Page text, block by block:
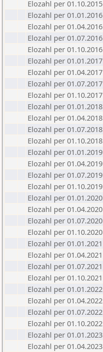
Elozahl per 01.10.2015
Elozahl per 01.01.2016
Elozahl per 01.04.2016
Elozahl per 01.07.2016
Elozahl per 01.10.2016
Elozahl per 01.01.2017
Elozahl per 01.04.2017
Elozahl per 01.07.2017
Elozahl per 01.10.2017
Elozahl per 01.01.2018
Elozahl per 01.04.2018
Elozahl per 01.07.2018
Elozahl per 01.10.2018
Elozahl per 01.01.2019
Elozahl per 01.04.2019
Elozahl per 01.07.2019
Elozahl per 01.10.2019
Elozahl per 01.01.2020
Elozahl per 01.04.2020
Elozahl per 01.07.2020
Elozahl per 01.10.2020
Elozahl per 01.01.2021
Elozahl per 01.04.2021
Elozahl per 01.07.2021
Elozahl per 01.10.2021
Elozahl per 01.01.2022
Elozahl per 01.04.2022
Elozahl per 01.07.2022
Elozahl per 01.10.2022
Elozahl per 01.01.2023
Elozahl per 01.04.2023